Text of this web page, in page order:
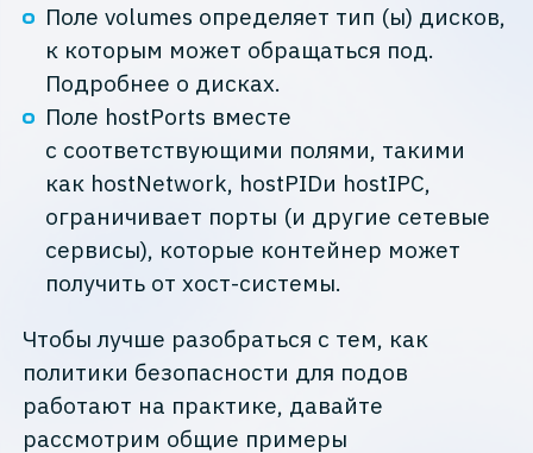
Поле volumes определяет тип (ы) дисков,
к которым может обращаться под.
Подробнее о дисках.
Поле hostPorts вместе
с соответствующими полями, такими
как hostNetwork, hostPIDи hostIPC,
ограничивает порты (и другие сетевые
сервисы), которые контейнер может
получить от хост-системы.
Чтобы лучше разобраться с тем, как
политики безопасности для подов
работают на практике, давайте
рассмотрим общие примеры